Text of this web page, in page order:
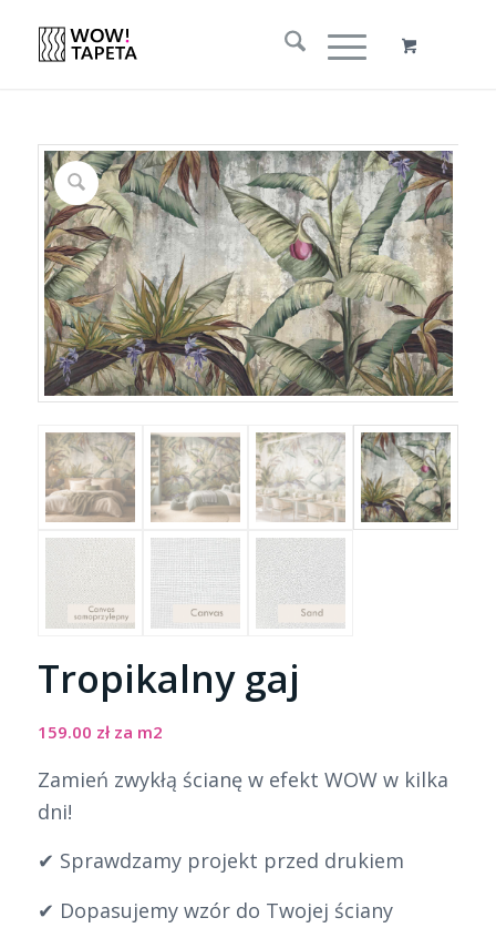
Tropikalny gaj
159.00 złza m2
Zamień zwykłą ścianę w efekt WOW w kilka
dni!
✔ Sprawdzamy projekt przed drukiem
✔ Dopasujemy wzór do Twojej ściany